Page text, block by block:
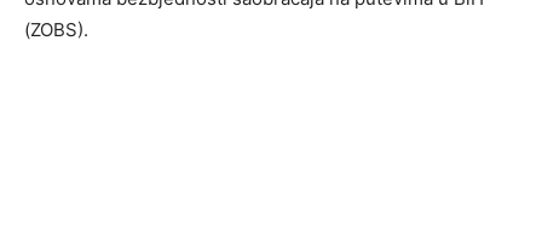
(ZOBS).